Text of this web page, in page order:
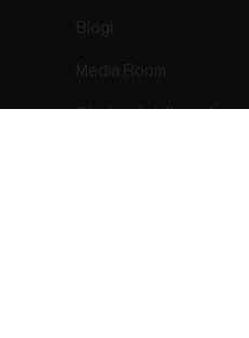
Ohjelmistojulkaisut